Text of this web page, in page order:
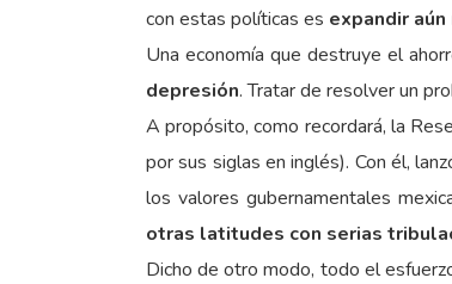
con estas políticas es expandir
Una economía que destruye el
depresión. Tratar de resolver un
A propósito, como recordará, la
por sus siglas en inglés). Con él,
los valores gubernamentales
otras latitudes con serias
Dicho de otro modo, todo el